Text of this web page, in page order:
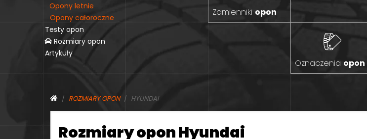
Opony letnie
Opony całoroczne
Testy opon
Rozmiary opon
Artykuły
Zamienniki opon
Oznaczenia opon
ROZMIARY OPON HYUNDAI
Rozmiary opon Hyundai